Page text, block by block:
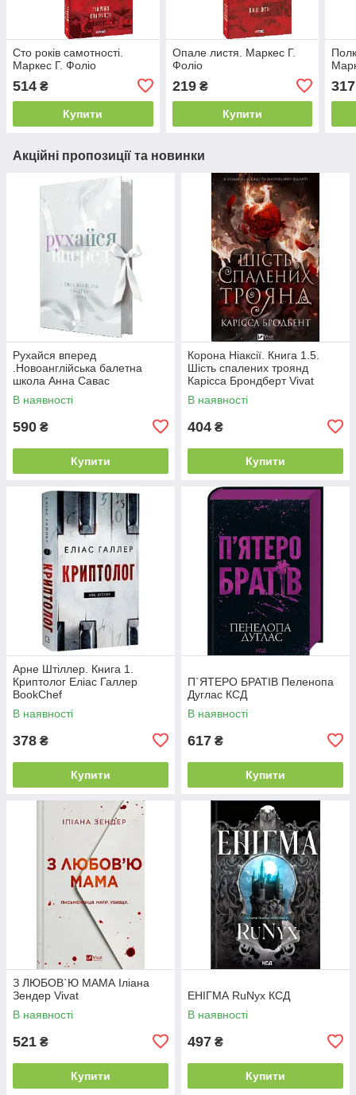
Сто років самотності.
Маркес Г. Фоліо
514 ₴
Купити
Опале листя. Маркес Г.
Фоліо
219₴
Купити
317
Акційні пропозиції та новинки
Рухайся вперед
.Новоанглійська балетна
школа Анна Савас
READBERRY
В наявності
590 ₴
Купити
Корона Ніаксії. Книга 1.5.
Шість спалених троянд
Карісса Брондберт Vivat
В наявності
404 ₴
Купити
Арне Штіллер. Книга 1.
Криптолог Еліас Галлер
BookChef
В наявності
378 ₴
Купити
П`ЯТЕРО БРАТІВ Пеленопа
Дуглас КСД
В наявності
617 ₴
Купити
З ЛЮБОВ`Ю МАМА Іліана
Зендер Vivat
В наявності
521 ₴
Купити
ЕНІГМА RuNyx КСД
В наявності
497 ₴
Купити